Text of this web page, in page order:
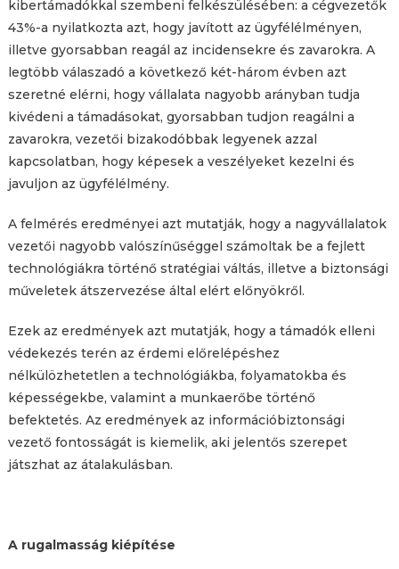
kibertámadókkal szembeni felkészülésében: a cégvezetők
43%-a nyilatkozta azt, hogy javított az ügyfélélményen,
illetve gyorsabban reagál az incidensekre és zavarokra. A
legtöbb válaszadó a következő két-három évben azt
szeretné elérni, hogy vállalata nagyobb arányban tudja
kivédeni a támadásokat, gyorsabban tudjon reagálni a
zavarokra, vezetői bizakodóbbak legyenek azzal
kapcsolatban, hogy képesek a veszélyeket kezelni és
javuljon az ügyfélélmény.
A felmérés eredményei azt mutatják, hogy a nagyvállalatok
vezetői nagyobb valószínűséggel számoltak be a fejlett
technológiákra történő stratégiai váltás, illetve a biztonsági
műveletek átszervezése által elért előnyökről.
Ezek az eredmények azt mutatják, hogy a támadók elleni
védekezés terén az érdemi előrelépéshez
nélkülözhetetlen a technológiákba, folyamatokba és
képességekbe, valamint a munkaerőbe történő
befektetés. Az eredmények az információbiztonsági
vezető fontosságát is kiemelik, aki jelentős szerepet
játszhat az átalakulásban.
A rugalmasság kiépítése